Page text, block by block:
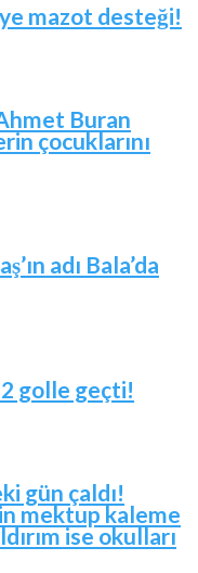
mazot desteği!
Buran
çocuklarını
adı Bala’da
2 golle geçti!
gün çaldı!
mektup kaleme
ise okulları